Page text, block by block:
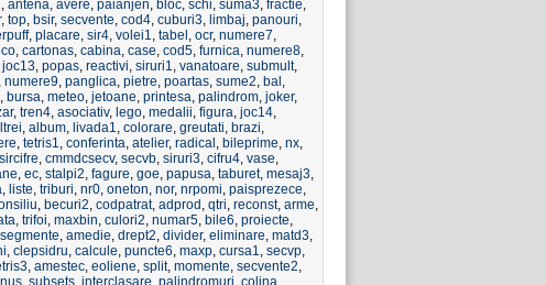
, antena, avere, paianjen, bloc, schi, suma3, fractie,
, top, bsir, secvente, cod4, cuburi3, limbaj, panouri,
, placare, sir4, volei1, tabel , ocr, numere7,
, cartonas, cabina, case, cod5, furnica, numere8,
joc13, popas, reactivi, siruri1, vanatoare, submult,
, numere9, panglica, pietre, poartas, sume2, bal ,
, bursa, meteo, jetoane, printesa, palindrom, joker,
, tren4, asociativ, lego, medalii, figura, joc14,
, album, livada1, colorare, greutati, brazi,
, tetris1, conferinta, atelier, radical , bileprime, nx,
sircifre, cmmdcsecv, secvb, siruri3, cifru4, vase,
, ec, stalpi2, fagure, goe, papusa, taburet, mesaj3,
, liste, triburi, nr0, oneton, nor, nrpomi, paisprezece,
, becuri2, codpatrat, adprod , qtri, reconst, arme,
, trifoi, maxbin, culori2, numar5, bile6, proiecte,
, amedie, drept2, divider, eliminare, matd3,
, clepsidru, calcule, puncte6, maxp, cursa1, secvp,
, amestec, eoliene, split, momente, secvente2,
subsets interclasare palindromuri colina